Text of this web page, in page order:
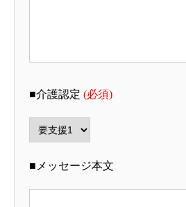
■介護認定 (必須)
■メッセージ本文